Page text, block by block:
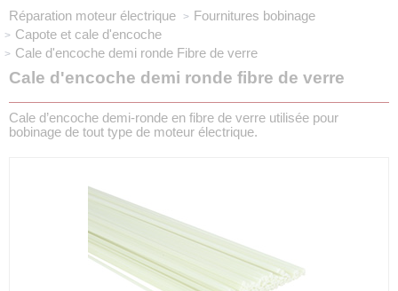
Réparation moteur électrique
Fournitures bobinage
Capote et cale d'encoche
Cale d'encoche demi ronde Fibre de verre
Cale d'encoche demi ronde fibre de verre
Cale d’encoche demi-ronde en fibre de verre utilisée pour
bobinage de tout type de moteur électrique.